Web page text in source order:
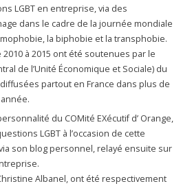
LGBT en entreprise, via des
dans le cadre de la journée mondiale
la biphobie et la transphobie.
2010 à 2015 ont été soutenues par le
de l’Unité Économique et Sociale) du
partout en France dans plus de
du COMité EXécutif d’ Orange,
LGBT à l’occasion de cette
son blog personnel, relayé ensuite sur
Albanel, ont été respectivement